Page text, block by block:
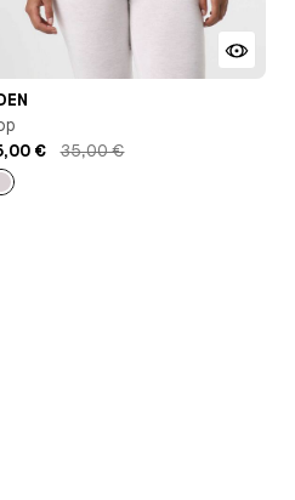
€
35,00 €
Beige